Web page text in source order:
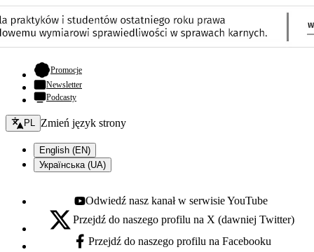
Promocje- otwiera się w nowej karcie
Newsletter
Podcasty
Zmień język - bieżący:
PL Zmień język strony
English (EN)
Українська (UA)
Youtube - otwiera się w nowej karcie
Odwiedź nasz kanał w serwisie YouTube
X - otwiera się w nowej karcie
Przejdź do naszego profilu na X (dawniej Twitter)
Facebook - otwiera się w nowej karcie
Przejdź do naszego profilu na Facebooku